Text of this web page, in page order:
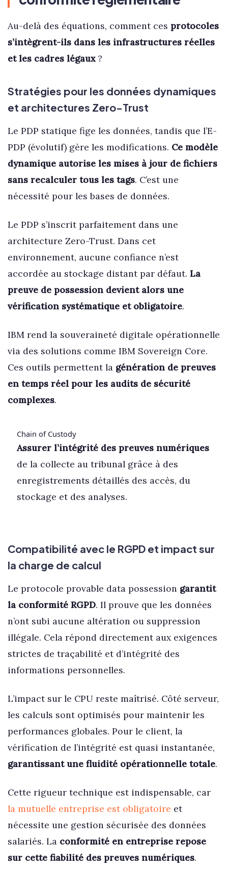
Au-delà des équations, comment ces protocoles
s’intègrent-ils dans les infrastructures réelles
et les cadres légaux?
Stratégies pour les données dynamiques
et architectures Zero-Trust
Le PDP statique fige les données, tandis que l’E-
PDP (évolutif) gère les modifications. Ce modèle
dynamique autorise les mises à jour de fichiers
sans recalculer tous les tags. C’est une
nécessité pour les bases de données.
Le PDP s’inscrit parfaitement dans une
architecture Zero-Trust. Dans cet
environnement, aucune confiance n’est
accordée au stockage distant par défaut. La
preuve de possession devient alors une
vérification systématique et obligatoire.
IBM rend la souveraineté digitale opérationnelle
via des solutions comme IBM Sovereign Core.
Ces outils permettent la génération de preuves
en temps réel pour les audits de sécurité
complexes.
Chain of Custody
Assurer l’intégrité des preuves numériques
de la collecte au tribunal grâce à des
enregistrements détaillés des accès, du
stockage et des analyses.
Compatibilité avec le RGPD et impact sur
la charge de calcul
Le protocole provable data possession garantit
la conformité RGPD. Il prouve que les données
n’ont subi aucune altération ou suppression
illégale. Cela répond directement aux exigences
strictes de traçabilité et d’intégrité des
informations personnelles.
L’impact sur le CPU reste maîtrisé. Côté serveur,
les calculs sont optimisés pour maintenir les
performances globales. Pour le client, la
vérification de l’intégrité est quasi instantanée,
garantissant une fluidité opérationnelle totale.
Cette rigueur technique est indispensable, car
la mutuelle entreprise est obligatoire et
nécessite une gestion sécurisée des données
salariés. La conformité en entreprise repose
sur cette fiabilité des preuves numériques.